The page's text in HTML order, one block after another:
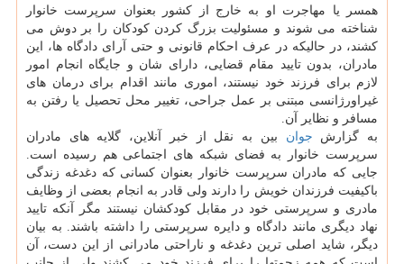
همسر یا مهاجرت او به خارج از كشور بعنوان سرپرست خانوار
شناخته می شوند و مسئولیت بزرگ كردن كودكان را بر دوش می
كشند، در حالیكه در عرف احكام قانونی و حتی آرای دادگاه ها، این
مادران، بدون تایید مقام قضایی، دارای شان و جایگاه انجام امور
لازم برای فرزند خود نیستند، اموری مانند اقدام برای درمان های
غیراورژانسی مبتنی بر عمل جراحی، تغییر محل تحصیل یا رفتن به
مسافر و نظایر آن.
به گزارش جوان بین به نقل از خبر آنلاین، گلایه های مادران
سرپرست خانوار به فضای شبكه های اجتماعی هم رسیده است.
جایی كه مادران سرپرست خانوار بعنوان كسانی كه دغدغه زندگی
باكیفیت فرزندان خویش را دارند ولی قادر به انجام بعضی از وظایف
مادری و سرپرستی خود در مقابل كودكشان نیستند مگر آنكه تایید
نهاد دیگری مانند دادگاه و دایره سرپرستی را داشته باشند. به بیان
دیگر، شاید اصلی ترین دغدغه و ناراحتی مادرانی از این دست، آن